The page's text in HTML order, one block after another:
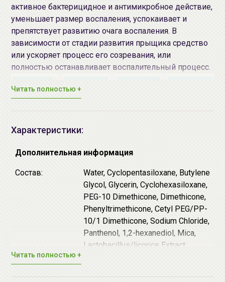
активное бактерицидное и антимикробное действие,
уменьшает размер воспаления, успокаивает и
препятствует развитию очага воспаления. В
зависимости от стадии развития прыщика средство
или ускоряет процесс его созревания, или
полностью останавливает воспалительный процесс.
стимулирующий клеточный рост. EGF
способствует обновлению клеток эпидермиса,
повышает плотность и упругость кожи,
способствует регенерации и обновлению кожи
на клеточном уровне, а также улучшает текстуру
кожи и придает лицу здоровый вид.
на базе экстракта центеллы
азиатской - повышает упругость и эластичность
кожи, насыщает клетки дермы влагой. Образует
защитный барьер, ограждающий кожу от
Читать полностью +
Характеристики:
Дополнительная информация
Состав:
Water, Cyclopentasiloxane, Butylene
Glycol, Glycerin, Cyclohexasiloxane,
PEG-10 Dimethicone, Dimethicone,
Phenyltrimethicone, Cetyl PEG/PP-
10/1 Dimethicone, Sodium Chloride,
Panthenol, 1,2-hexanediol, Mica,
Lactobacillus/licorice Extract
Читать полностью +